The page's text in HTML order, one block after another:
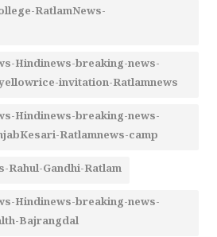
RatlamNews-
Hindinews-breaking-news-
invitation-Ratlamnews
Hindinews-breaking-news-
Ratlamnews-camp
Rahul-Gandhi-Ratlam
Hindinews-breaking-news-
Bajrangdal